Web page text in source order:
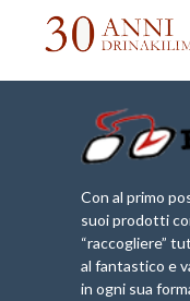
Con al primo
suoi prodotti
“raccogliere”
al fantastico e
in ogni sua